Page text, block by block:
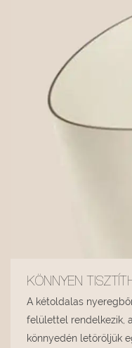
KÖNNYEN
A kétoldalas
felülettel rendelkezik,
könnyedén letöröljük